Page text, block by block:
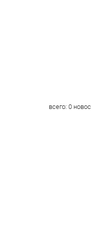
всего: 0